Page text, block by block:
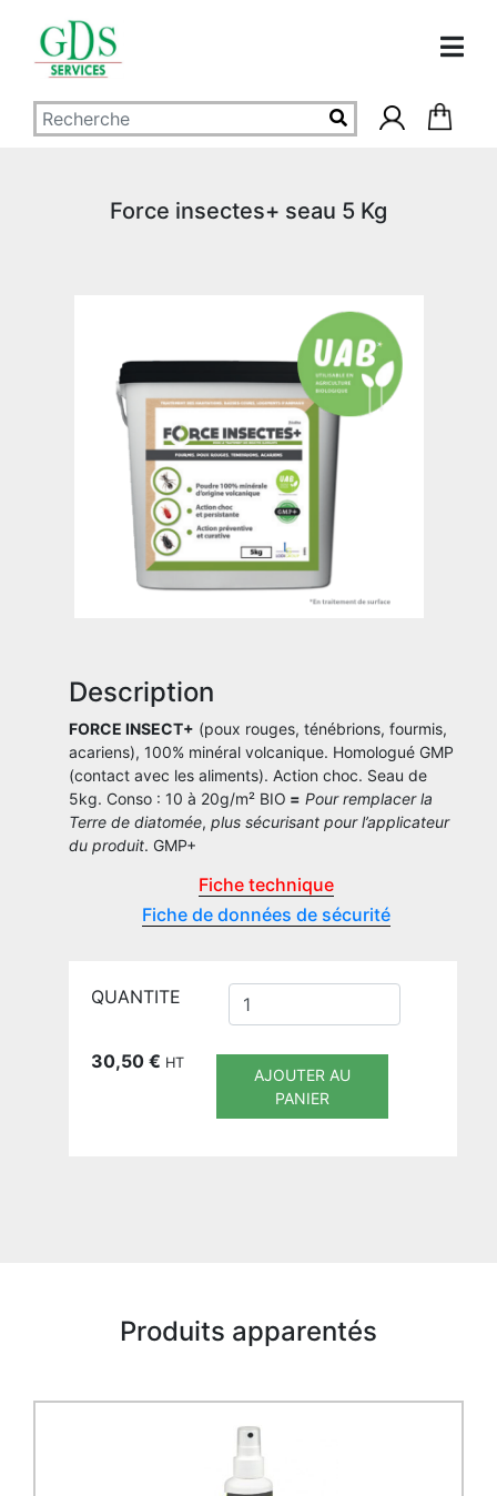
Force insectes+ seau 5 Kg
Description
FORCE INSECT+ (poux rouges, ténébrions, fourmis,
acariens), 100% minéral volcanique. Homologué GMP
(contact avec les aliments). Action choc. Seau de
5kg. Conso : 10 à 20g/m² BIO = Pour remplacer la
Terre de diatomée, plus sécurisant pour l’applicateur
du produit. GMP+
Fiche technique
Fiche de données de sécurité
QUANTITE
30,50 € HT
AJOUTER AU
PANIER
Produits apparentés